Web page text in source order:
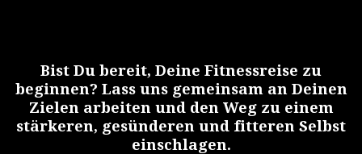
Bist Du bereit, Deine Fitnessreise zu
beginnen? Lass uns gemeinsam an Deinen
Zielen arbeiten und den Weg zu einem
stärkeren, gesünderen und fitteren Selbst
einschlagen.